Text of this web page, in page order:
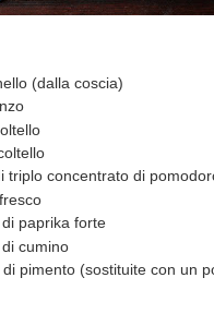
(dalla coscia)
triplo concentrato di
paprika forte
cumino
pimento (sostituite con un